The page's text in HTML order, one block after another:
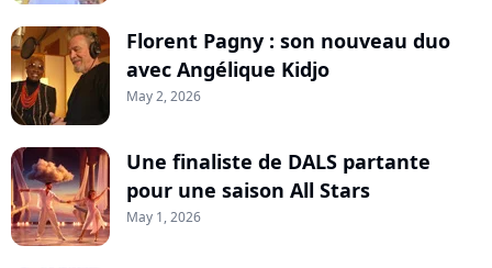
Florent Pagny : son nouveau duo
avec Angélique Kidjo
May 2, 2026
Une finaliste de DALS partante
pour une saison All Stars
May 1, 2026